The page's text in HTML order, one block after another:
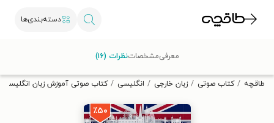
دسته‌بندی‌ها
تخفیف از طاقچه دریافت کن.
طاقچه کتاب صوتی زبان خارجی انگلیسی کتاب صوتی آموزش زبان انگلیسی (درس
٪۵۰
معرفیمشخصاتنظرات (۱۶)